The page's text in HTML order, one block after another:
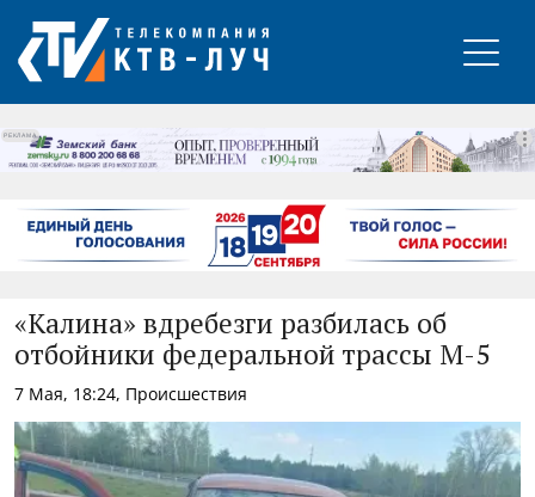
РЕКЛАМА
«Калина» вдребезги разбилась об
отбойники федеральной трассы М-5
7 Мая, 18:24, Происшествия